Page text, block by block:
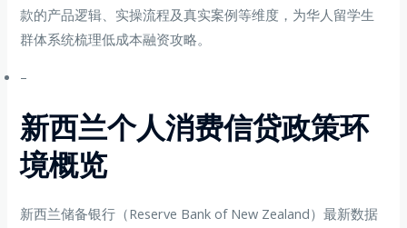
款的产品逻辑、实操流程及真实案例等维度，为华人留学生
群体系统梳理低成本融资攻略。
–
新西兰个人消费信贷政策环
境概览
新西兰储备银行（Reserve Bank of New Zealand）最新数据